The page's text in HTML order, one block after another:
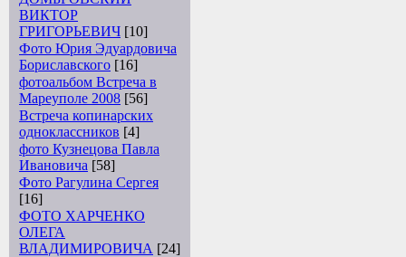
ВИКТОР
ГРИГОРЬЕВИЧ [10]
Фото Юрия Эдуардовича
Бориславского [16]
фотоальбом Встреча в
Мареуполе 2008 [56]
Встреча копинарских
одноклассников [4]
фото Кузнецова Павла
Ивановича [58]
Фото Рагулина Сергея
[16]
ФОТО ХАРЧЕНКО
ОЛЕГА
ВЛАДИМИРОВИЧА [24]